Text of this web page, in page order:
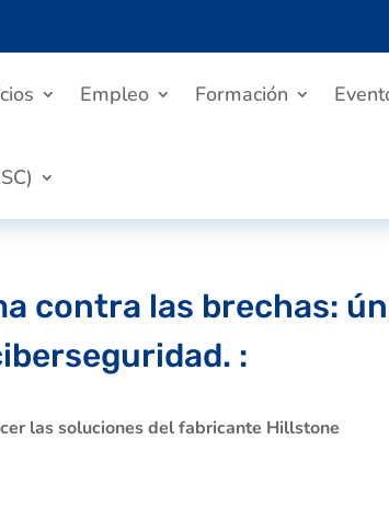
Empleo Formación
contra las brechas:
:
las soluciones del fabricante Hillstone